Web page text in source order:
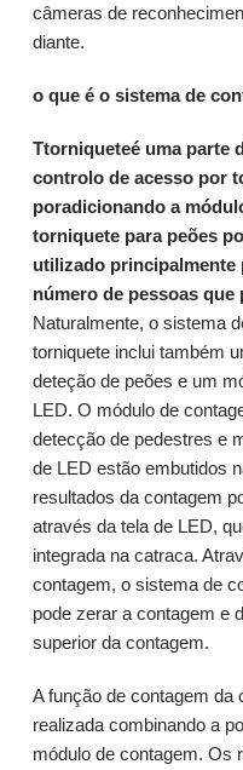
câmeras de
diante.
o que é o sistema de
Ttorniqueteé uma parte
controlo de acesso por
poradicionando a
torniquete para peões
utilizado principalmente
número de pessoas que
Naturalmente, o sistema
torniquete inclui também
deteção de peões e um
LED. O módulo de
detecção de pedestres e
de LED estão embutidos
resultados da contagem
através da tela de LED,
integrada na catraca.
contagem, o sistema de
pode zerar a contagem e
superior da contagem.
A função de contagem da
realizada combinando a
módulo de contagem. Os